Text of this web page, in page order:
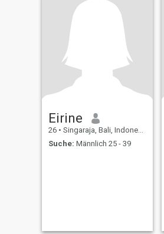
Eirine
26 • Singaraja, Bali, Indonesien
Suche: Männlich 25 - 39